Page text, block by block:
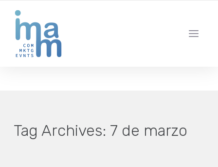
IBIZA · MADRID · BARCELONA
Tag Archives: 7 de marzo